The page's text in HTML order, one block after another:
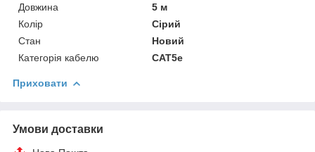
Довжина
5 м
Колір
Сірий
Стан
Новий
Категорія кабелю
CAT5e
Приховати
Умови доставки